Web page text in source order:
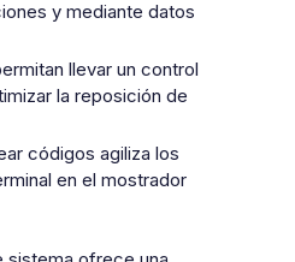
y mediante datos
llevar un control
la reposición de
códigos agiliza los
en el mostrador